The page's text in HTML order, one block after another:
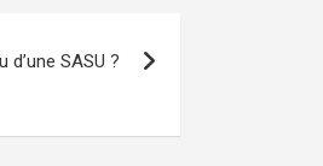
d’une SASU ?